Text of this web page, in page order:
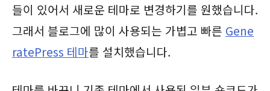
들이 있어서 새로운 테마로 변경하기를 원했습니다.
그래서 블로그에 많이 사용되는 가볍고 빠른 Gene
ratePress 테마를 설치했습니다.